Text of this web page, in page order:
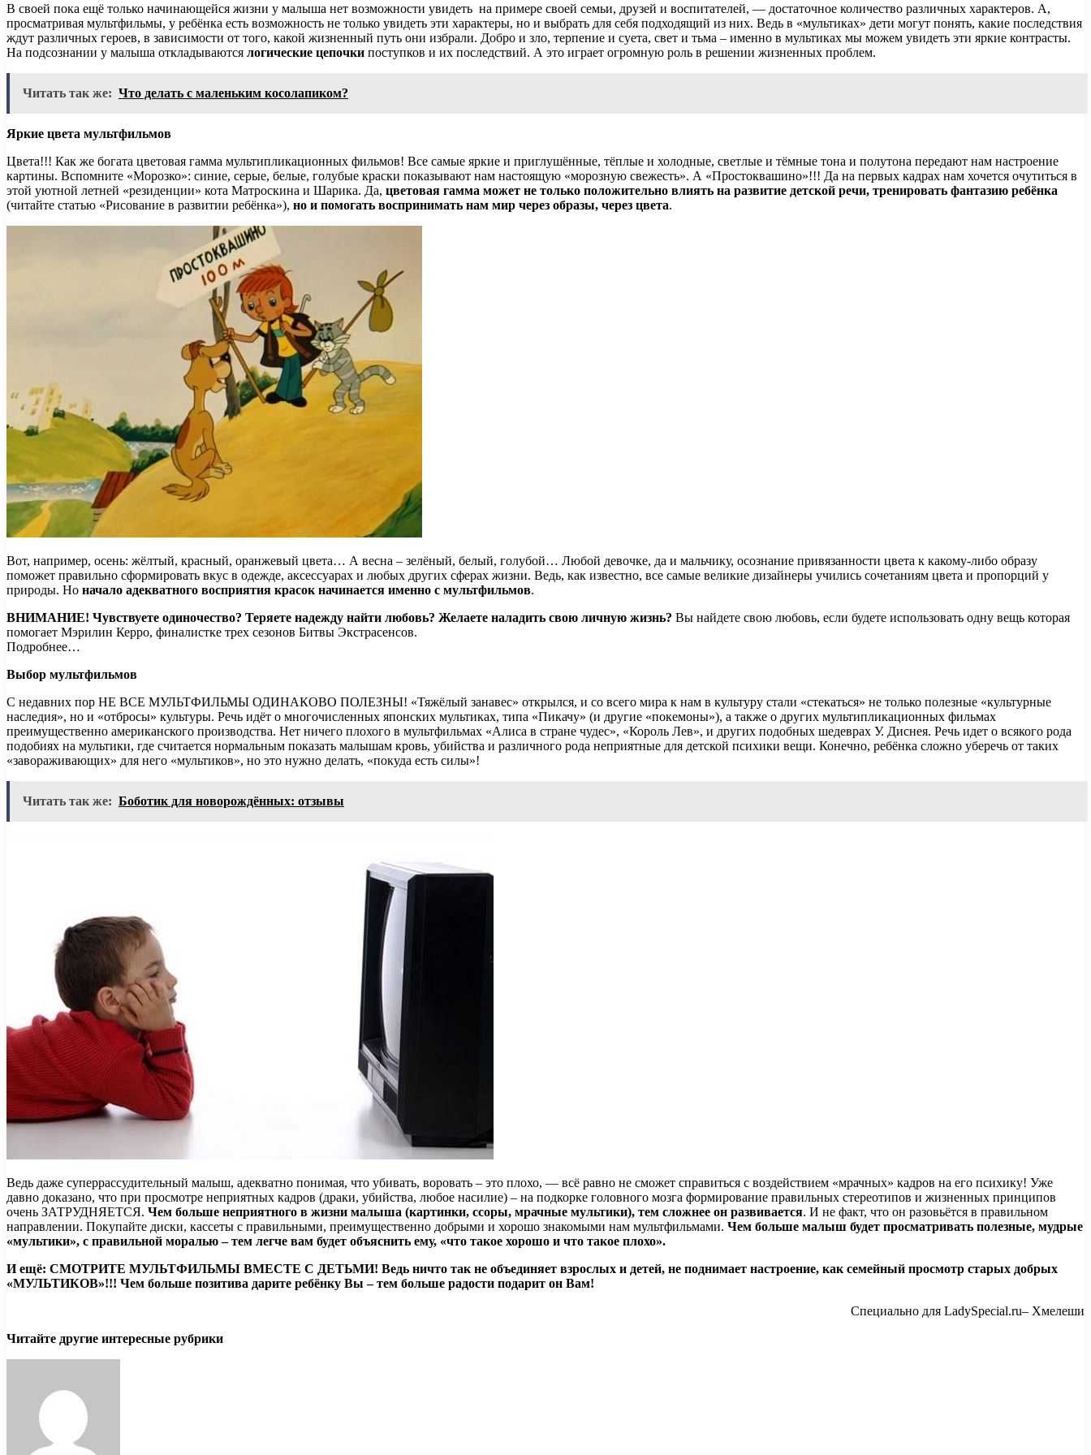
В своей пока ещё только начинающейся жизни у малыша нет возможности увидеть на примере своей семьи, друзей и воспитателей, — достаточное количество различных характеров. А,
просматривая мультфильмы, у ребёнка есть возможность не только увидеть эти характеры, но и выбрать для себя подходящий из них. Ведь в «мультиках» дети могут понять, какие последствия
ждут различных героев, в зависимости от того, какой жизненный путь они избрали. Добро и зло, терпение и суета, свет и тьма – именно в мультиках мы можем увидеть эти яркие контрасты.
На подсознании у малыша откладываются логические цепочки поступков и их последствий. А это играет огромную роль в решении жизненных проблем.
Читать так же: Что делать с маленьким косолапиком?
Яркие цвета мультфильмов
Цвета!!! Как же богата цветовая гамма мультипликационных фильмов! Все самые яркие и приглушённые, тёплые и холодные, светлые и тёмные тона и полутона передают нам настроение
картины. Вспомните «Морозко»: синие, серые, белые, голубые краски показывают нам настоящую «морозную свежесть». А «Простоквашино»!!! Да на первых кадрах нам хочется очутиться в
этой уютной летней «резиденции» кота Матроскина и Шарика. Да, цветовая гамма может не только положительно влиять на развитие детской речи, тренировать фантазию ребёнка
(читайте статью «Рисование в развитии ребёнка»), но и помогать воспринимать нам мир через образы, через цвета.
Вот, например, осень: жёлтый, красный, оранжевый цвета… А весна – зелёный, белый, голубой… Любой девочке, да и мальчику, осознание привязанности цвета к какому-либо образу
поможет правильно сформировать вкус в одежде, аксессуарах и любых других сферах жизни. Ведь, как известно, все самые великие дизайнеры учились сочетаниям цвета и пропорций у
природы. Но начало адекватного восприятия красок начинается именно с мультфильмов.
ВНИМАНИЕ! Чувствуете одиночество? Теряете надежду найти любовь? Желаете наладить свою личную жизнь? Вы найдете свою любовь, если будете использовать одну вещь которая
помогает Мэрилин Керро, финалистке трех сезонов Битвы Экстрасенсов.
Подробнее…
Выбор мультфильмов
С недавних пор НЕ ВСЕ МУЛЬТФИЛЬМЫ ОДИНАКОВО ПОЛЕЗНЫ! «Тяжёлый занавес» открылся, и со всего мира к нам в культуру стали «стекаться» не только полезные «культурные
наследия», но и «отбросы» культуры. Речь идёт о многочисленных японских мультиках, типа «Пикачу» (и другие «покемоны»), а также о других мультипликационных фильмах
преимущественно американского производства. Нет ничего плохого в мультфильмах «Алиса в стране чудес», «Король Лев», и других подобных шедеврах У. Диснея. Речь идет о всякого рода
подобиях на мультики, где считается нормальным показать малышам кровь, убийства и различного рода неприятные для детской психики вещи. Конечно, ребёнка сложно уберечь от таких
«завораживающих» для него «мультиков», но это нужно делать, «покуда есть силы»!
Читать так же: Боботик для новорождённых: отзывы
Ведь даже суперрассудительный малыш, адекватно понимая, что убивать, воровать – это плохо, — всё равно не сможет справиться с воздействием «мрачных» кадров на его психику! Уже
давно доказано, что при просмотре неприятных кадров (драки, убийства, любое насилие) – на подкорке головного мозга формирование правильных стереотипов и жизненных принципов
очень ЗАТРУДНЯЕТСЯ. Чем больше неприятного в жизни малыша (картинки, ссоры, мрачные мультики), тем сложнее он развивается. И не факт, что он разовьётся в правильном
направлении. Покупайте диски, кассеты с правильными, преимущественно добрыми и хорошо знакомыми нам мультфильмами. Чем больше малыш будет просматривать полезные, мудрые
«мультики», с правильной моралью – тем легче вам будет объяснить ему, «что такое хорошо и что такое плохо».
И ещё: СМОТРИТЕ МУЛЬТФИЛЬМЫ ВМЕСТЕ С ДЕТЬМИ! Ведь ничто так не объединяет взрослых и детей, не поднимает настроение, как семейный просмотр старых добрых
«МУЛЬТИКОВ»!!! Чем больше позитива дарите ребёнку Вы – тем больше радости подарит он Вам!
Специально для LadySpecial.ru– Хмелеши
Читайте другие интересные рубрики